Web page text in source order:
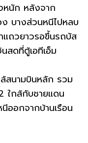
หนัก หลังจาก
บางส่วนหนีไปหลบ
แถวยาวรอขึ้นรถบัส
สดที่ตู้เอทีเอ็ม
สนามบินหลัก รวม
ใกล้กับชายแดน
ออกจากบ้านเรือน